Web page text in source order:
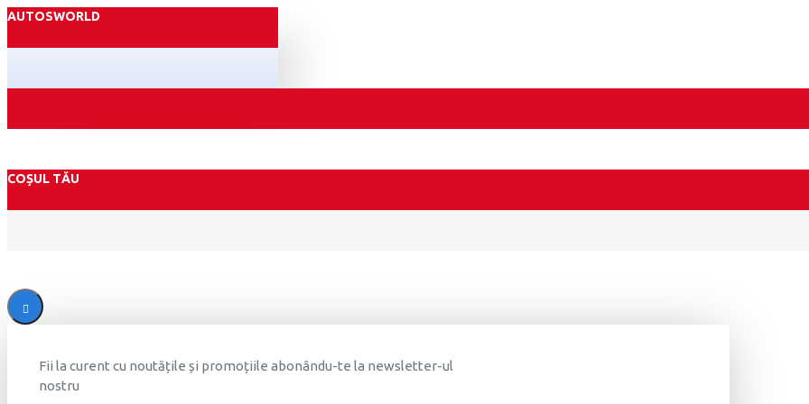
AUTOSWORLD
COȘUL TĂU
Fii la curent cu noutățile și promoțiile abonându-te la newsletter-ul
nostru